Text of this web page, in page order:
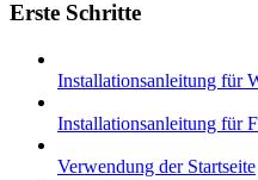
Erste Schritte
Installationsanleitung für
Installationsanleitung für
Verwendung der Startseite